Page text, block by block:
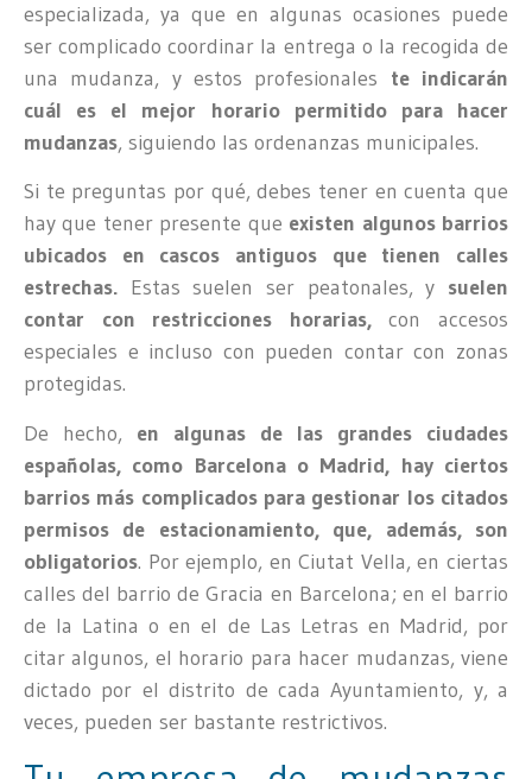
especializada, ya que en algunas ocasiones puede
ser complicado coordinar la entrega o la recogida de
una mudanza, y estos profesionales te indicarán
cuál es el mejor horario permitido para hacer
mudanzas, siguiendo las ordenanzas municipales.
Si te preguntas por qué, debes tener en cuenta que
hay que tener presente que existen algunos barrios
ubicados en cascos antiguos que tienen calles
estrechas. Estas suelen ser peatonales, y suelen
contar con restricciones horarias,con accesos
especiales e incluso con pueden contar con zonas
protegidas.
De hecho, en algunas de las grandes ciudades
españolas, como Barcelona o Madrid, hay ciertos
barrios más complicados para gestionar los citados
permisos de estacionamiento, que, además, son
obligatorios. Por ejemplo, en Ciutat Vella, en ciertas
calles del barrio de Gracia en Barcelona; en el barrio
de la Latina o en el de Las Letras en Madrid, por
citar algunos, el horario para hacer mudanzas, viene
dictado por el distrito de cada Ayuntamiento, y, a
veces, pueden ser bastante restrictivos.